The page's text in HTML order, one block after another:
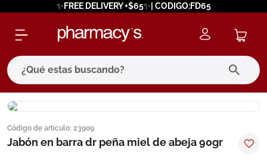
✨FREE DELIVERY +$65✨| CODIGO:FD65
¿Qué estas buscando?
Código de artículo: 23909
Jabón en barra dr peña miel de abeja 90gr
términos más buscados
1. eucerin